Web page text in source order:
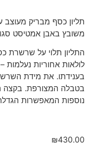
תליון כסף מבריק מעוצב
משובץ באבן אמטיסט
התליון תלוי על שרשרת
לולאות אחוריות נעלמות
בענידתו. את מידת
בטבלה המצורפת. בקצה
נוספות המאפשרות
₪430.00